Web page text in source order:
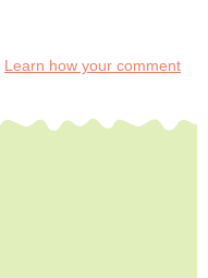
Learn how your comment